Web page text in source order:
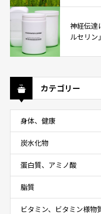
神経伝達
ルセリン」
カテゴリー
身体、健康
炭水化物
蛋白質、アミノ酸
脂質
ビタミン、ビタミン様物